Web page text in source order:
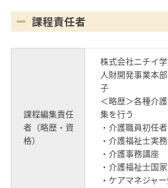
課程責任者
課程編集責任
者（略歴・資
格）
株式会社ニチイ
人財開発事業本
子
＜略歴＞各種介
集を行う
・介護職員初任
・介護福祉士実
・介護事務講座
・介護福祉士国
・ケアマネジャ